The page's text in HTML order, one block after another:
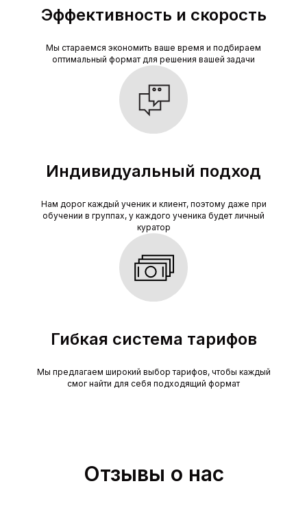
Эффективность и скорость
Мы стараемся экономить ваше время и подбираем
оптимальный формат для решения вашей задачи
Индивидуальный подход
Нам дорог каждый ученик и клиент, поэтому даже при
обучении в группах, у каждого ученика будет личный
куратор
Гибкая система тарифов
Мы предлагаем широкий выбор тарифов, чтобы каждый
смог найти для себя подходящий формат
Отзывы о нас